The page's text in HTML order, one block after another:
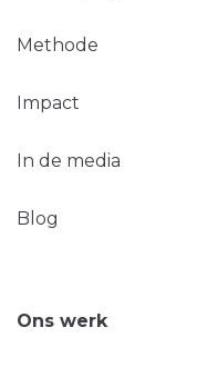
Methode
Impact
In de media
Blog
Ons werk